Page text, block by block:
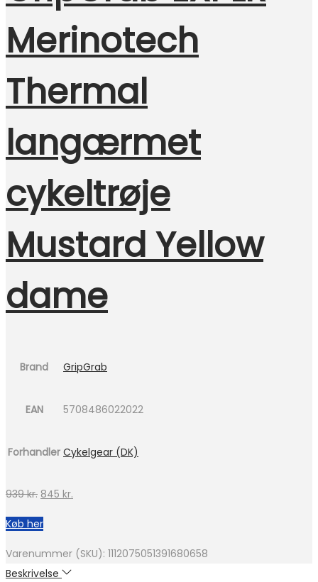
Merinotech
Thermal
langærmet
cykeltrøje
Mustard Yellow
dame
Brand GripGrab
EAN 5708486022022
Forhandler Cykelgear (DK)
939kr. Den
oprindelige
pris
var:
939 kr..
845 kr.
er:
Køb her
Varenummer (SKU): 1112075051391680658
Beskrivelse